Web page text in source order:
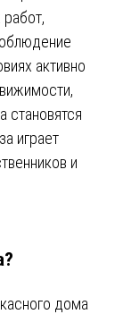
активно
становятся
играет
и
дома